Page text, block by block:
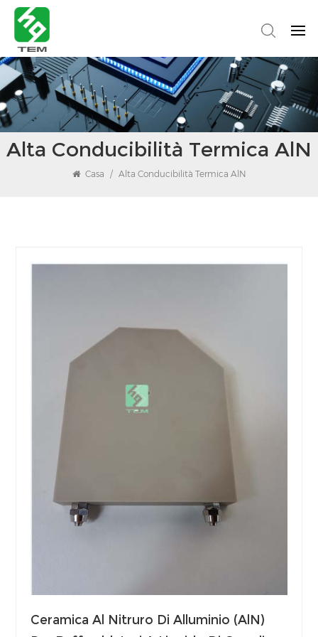
Alta Conducibilità Termica AlN
Casa / Alta Conducibilità Termica AlN
Ceramica Al Nitruro Di Alluminio (AlN)